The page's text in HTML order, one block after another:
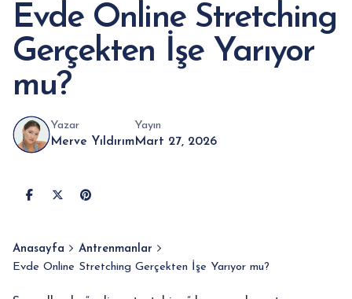
Evde Online Stretching
Gerçekten İşe Yarıyor
mu?
Yazar
Merve Yıldırım
Yayın
Mart 27, 2026
Anasayfa
Antrenmanlar
Evde Online Stretching Gerçekten İşe Yarıyor mu?